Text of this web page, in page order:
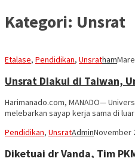
Kategori: Unsrat
Etalase, Pendidikan, Unsratham
Unsrat Diakui di Taiwan,
Harimanado.com, MANADO—
melebarkan sayap kerja sama di
Pendidikan, UnsratAdminNovember
Diketuai dr Vanda, Tim